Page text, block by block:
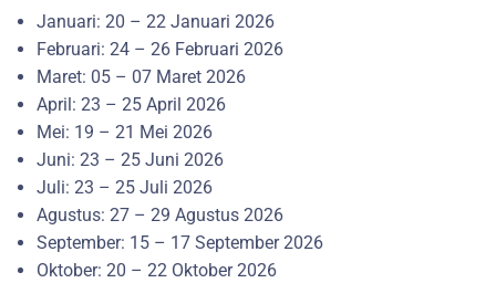
Januari: 20 – 22 Januari 2026
Februari: 24 – 26 Februari 2026
Maret: 05 – 07 Maret 2026
April: 23 – 25 April 2026
Mei: 19 – 21 Mei 2026
Juni: 23 – 25 Juni 2026
Juli: 23 – 25 Juli 2026
Agustus: 27 – 29 Agustus 2026
September: 15 – 17 September 2026
Oktober: 20 – 22 Oktober 2026